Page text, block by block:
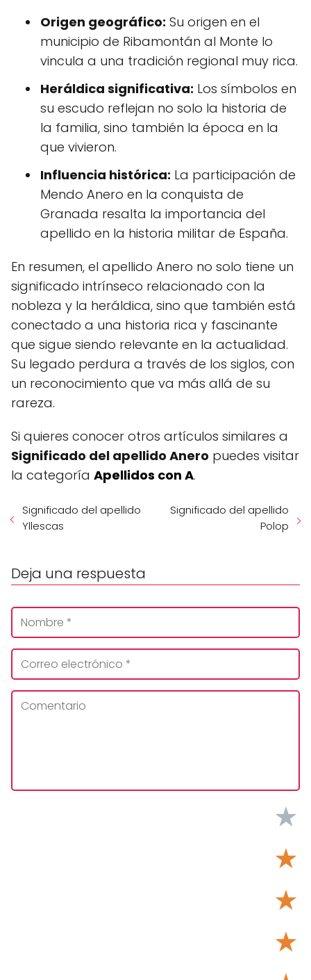
Origen geográfico: Su origen en el
municipio de Ribamontán al Monte lo
vincula a una tradición regional muy rica.
Heráldica significativa: Los símbolos en
su escudo reflejan no solo la historia de
la familia, sino también la época en la
que vivieron.
Influencia histórica: La participación de
Mendo Anero en la conquista de
Granada resalta la importancia del
apellido en la historia militar de España.
En resumen, el apellido Anero no solo tiene un
significado intrínseco relacionado con la
nobleza y la heráldica, sino que también está
conectado a una historia rica y fascinante
que sigue siendo relevante en la actualidad.
Su legado perdura a través de los siglos, con
un reconocimiento que va más allá de su
rareza.
Si quieres conocer otros artículos similares a
Significado del apellido Anero puedes visitar
la categoría Apellidos con A.
Significado del apellido
Yllescas
Significado del apellido
Polop
Deja una respuesta
★
★
★
★